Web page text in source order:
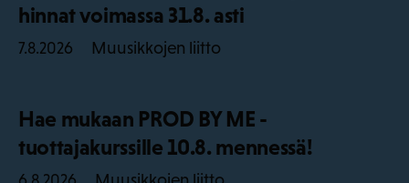
hinnat voimassa 31.8. asti
7.8.2026 Muusikkojen liitto
Hae mukaan PROD BY ME -
tuottajakurssille 10.8. mennessä!